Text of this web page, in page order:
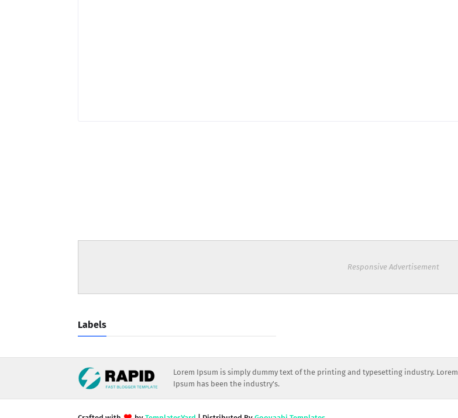
Responsive Advertisement
Labels
Lorem Ipsum is simply dummy text of the printing and typesetting industry. Lorem
Ipsum has been the industry's.